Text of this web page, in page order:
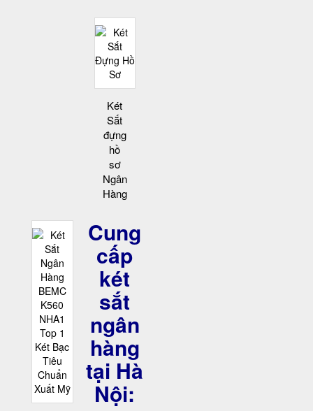
Két
Sắt
đựng
hồ
sơ
Ngân
Hàng
Cung
cấp
két
sắt
ngân
hàng
tại Hà
Nội: